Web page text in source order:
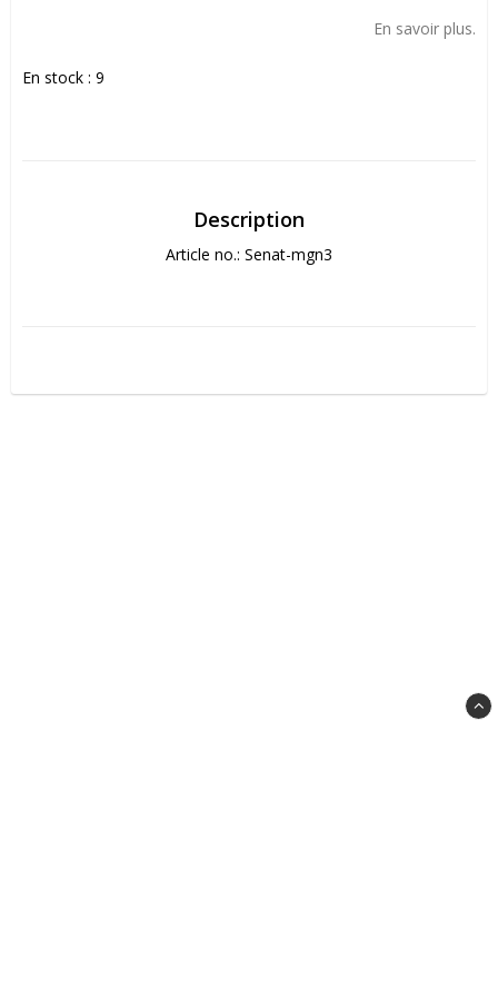
En savoir plus.
En stock : 9
Description
Article no.: Senat-mgn3